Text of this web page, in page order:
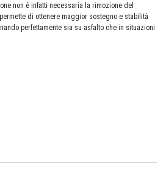
non è infatti necessaria la rimozione del
di ottenere maggior sostegno e stabilità
perfettamente sia su asfalto che in situazioni